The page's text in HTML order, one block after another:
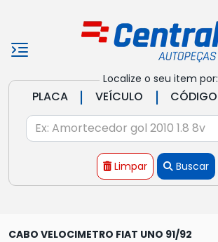
Localize o seu item por:
PLACA | VEÍCULO | CÓDIGO
Limpar Buscar
CABO VELOCIMETRO FIAT UNO 91/92